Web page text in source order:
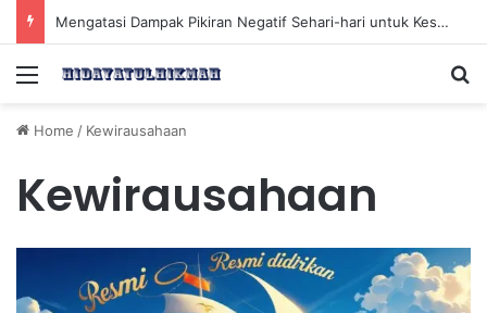
Mengatasi Dampak Pikiran Negatif Sehari-hari untuk Kesehatan Mental yang Lebih Baik
Menu
Home / Kewirausahaan
Kewirausahaan